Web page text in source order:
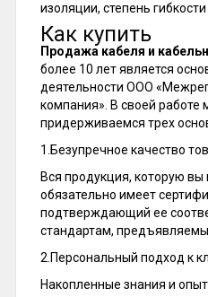
изоляции, степень гибкости
Как купить
Продажа кабеля и
более 10 лет является
деятельности ООО
компания». В своей работе
придерживаемся трех
1.Безупречное качество
Вся продукция, которую вы
обязательно имеет
подтверждающий ее
стандартам,
2.Персональный подход к
Накопленные знания и